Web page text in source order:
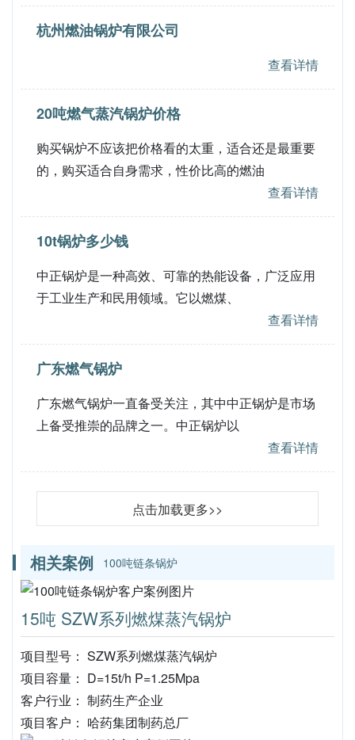
杭州燃油锅炉有限公司
查看详情
20吨燃气蒸汽锅炉价格
购买锅炉不应该把价格看的太重，适合还是最重要
的，购买适合自身需求，性价比高的燃油
查看详情
10t锅炉多少钱
中正锅炉是一种高效、可靠的热能设备，广泛应用
于工业生产和民用领域。它以燃煤、
查看详情
广东燃气锅炉
广东燃气锅炉一直备受关注，其中中正锅炉是市场
上备受推崇的品牌之一。中正锅炉以
查看详情
点击加载更多>>
相关案例 100吨链条锅炉
15吨 SZW系列燃煤蒸汽锅炉
项目型号： SZW系列燃煤蒸汽锅炉
项目容量： D=15t/h P=1.25Mpa
客户行业： 制药生产企业
项目客户： 哈药集团制药总厂